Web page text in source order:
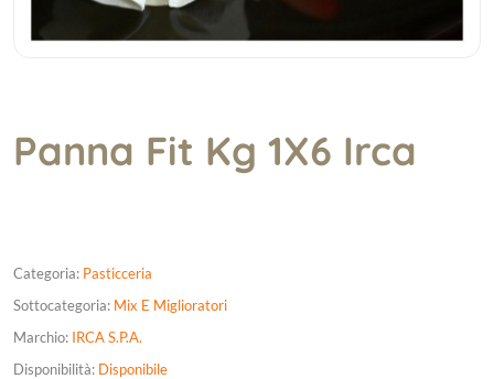
Panna Fit Kg 1X6 Irca
Categoria: Pasticceria
Sottocategoria: Mix E Miglioratori
Marchio: IRCA S.P.A.
Disponibilità: Disponibile